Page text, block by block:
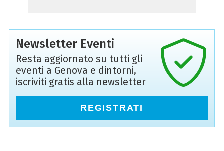
Newsletter Eventi
Resta aggiornato su tutti gli
eventi a Genova e dintorni,
iscriviti gratis alla newsletter
REGISTRATI